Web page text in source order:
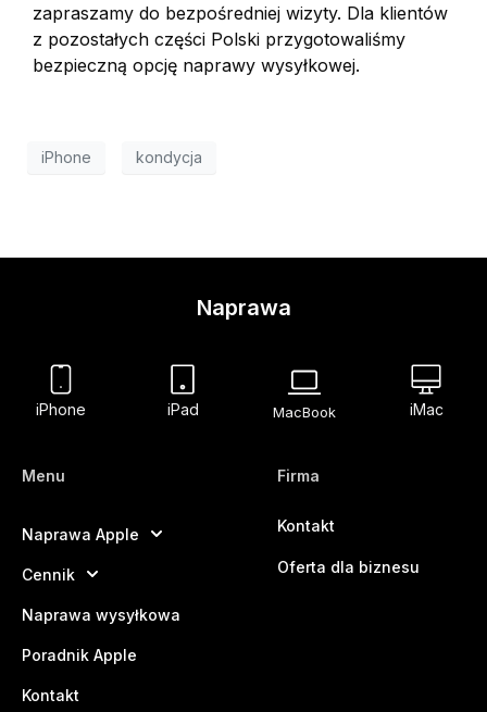
zapraszamy do bezpośredniej wizyty. Dla klientów
z pozostałych części Polski przygotowaliśmy
bezpieczną opcję naprawy wysyłkowej.
iPhone kondycja
Naprawa
iPhone iPad MacBook iMac
Menu
Naprawa Apple
Cennik
Naprawa wysyłkowa
Poradnik Apple
Kontakt
Firma
Kontakt
Oferta dla biznesu